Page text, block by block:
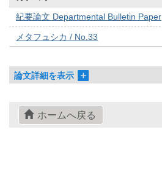
紀要論文 Departmental Bulletin Paper
メタフュシカ / No.33
論文詳細を表示
ホームへ戻る